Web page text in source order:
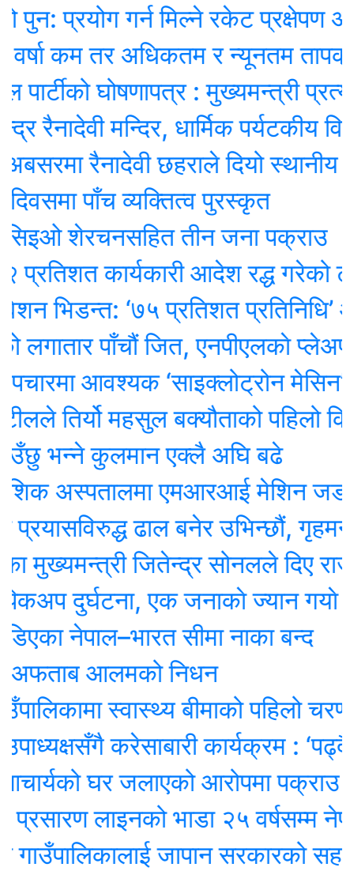
प्रयोग गर्न मिल्ने रकेट प्रक्षेपण
कम तर अधिकतम र न्यूनतम तापक्रम
घोषणापत्र : मुख्यमन्त्री प्रत्यक्ष
मन्दिर, धार्मिक पर्यटकीय
रैनादेवी छहराले दियो स्थानीय बिदा
पाँच व्यक्तित्व पुरस्कृत
शेरचनसहित तीन जना पक्राउ
कार्यकारी आदेश रद्ध गरेको
‘७५ प्रतिशत प्रतिनिधि’
पाँचौं जित, एनपीएलकाे प्लेअफमा
आवश्यक ‘साइक्लोट्रोन मेसिन’
महसुल बक्यौताको पहिलो किस्ता,
कुलमान एक्लै अघि बढे
अस्पतालमा एमआरआई मेशिन जडान
ढाल बनेर उभिन्छौं,
जितेन्द्र सोनलले दिए राजीनामा
दुर्घटना, एक जनाकाे ज्यान गयाे
नेपाल–भारत सीमा नाका बन्द
आलमको निधन
स्वास्थ्य बीमाको पहिलो चरण
करेसाबारी कार्यक्रम :
घर जलाएको आरोपमा पक्राउ
लाइनको भाडा २५ वर्षसम्म नेपालले
जापान सरकारको